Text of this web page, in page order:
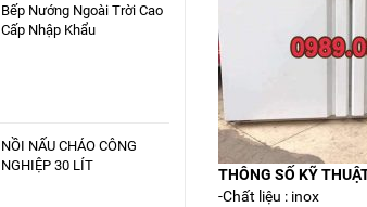
THÔNG SỐ KỸ
-Chất liệu : inox
Bếp Nướng Ngoài Trời Cao
Cấp Nhập Khẩu
NỒI NẤU CHÁO CÔNG
NGHIỆP 30 LÍT